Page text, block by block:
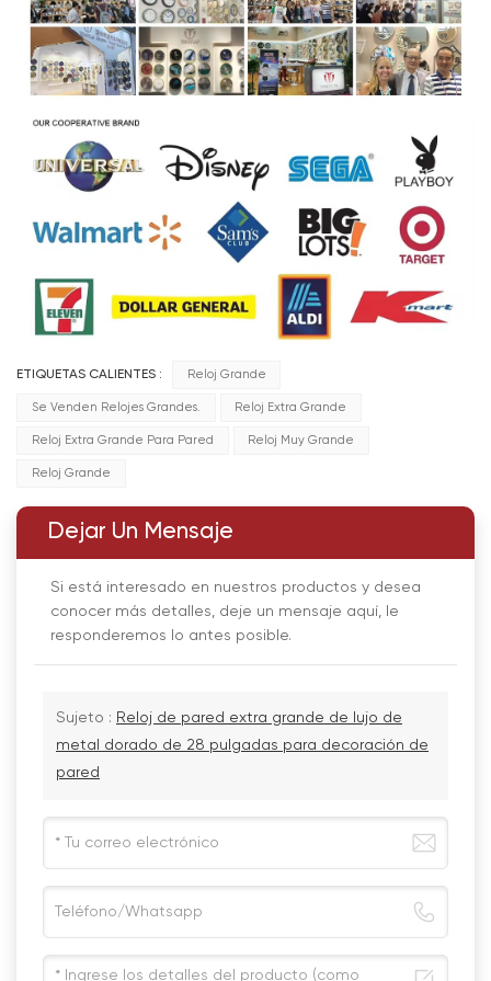
ETIQUETAS CALIENTES : Reloj Grande
Se Venden Relojes Grandes. Reloj Extra Grande
Reloj Extra Grande Para Pared Reloj Muy Grande
Reloj Grande
Dejar Un Mensaje
Si está interesado en nuestros productos y desea
conocer más detalles, deje un mensaje aquí, le
responderemos lo antes posible.
Sujeto : Reloj de pared extra grande de lujo de
metal dorado de 28 pulgadas para decoración de
pared